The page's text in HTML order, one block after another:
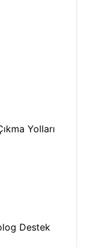
Yolları
Destek